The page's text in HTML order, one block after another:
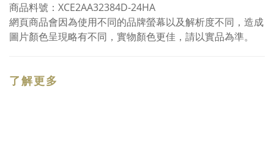
商品料號：XCE2AA32384D-24HA
網頁商品會因為使用不同的品牌螢幕以及解析度不同，造成
圖片顏色呈現略有不同，實物顏色更佳，請以實品為準。
了解更多